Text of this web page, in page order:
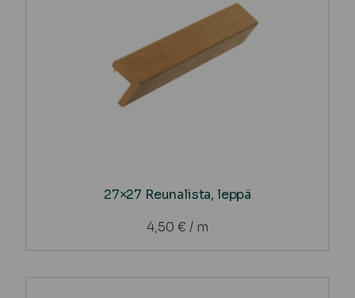
27×27 Reunalista, leppä
4,50 € / m